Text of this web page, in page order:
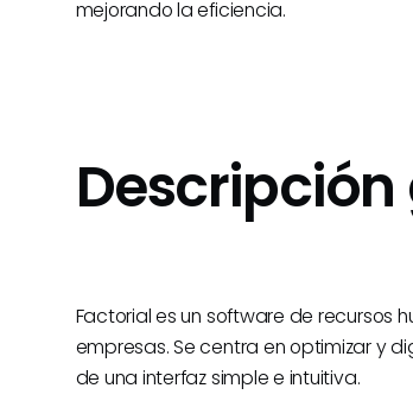
mejorando la eficiencia.
Factorial es un software de recursos
empresas. Se centra en optimizar y
de una interfaz simple e intuitiva.